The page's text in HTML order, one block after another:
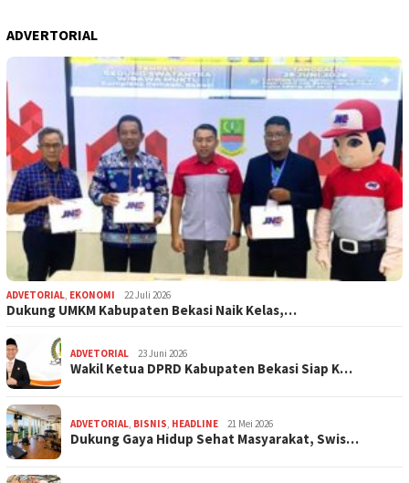
ADVERTORIAL
ADVETORIAL EKONOMI 22 Juli 2026
Dukung UMKM Kabupaten Bekasi Naik Kelas,…
ADVETORIAL 23 Juni 2026
Wakil Ketua DPRD Kabupaten Bekasi Siap K…
ADVETORIAL BISNIS HEADLINE 21 Mei 2026
Dukung Gaya Hidup Sehat Masyarakat, Swis…